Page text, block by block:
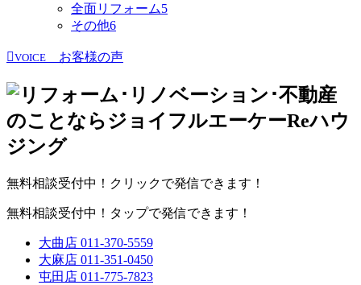
全面リフォーム5
その他6
VOICE お客様の声
無料相談受付中！クリックで発信できます！
無料相談受付中！タップで発信できます！
大曲店 011-370-5559
大麻店 011-351-0450
屯田店 011-775-7823